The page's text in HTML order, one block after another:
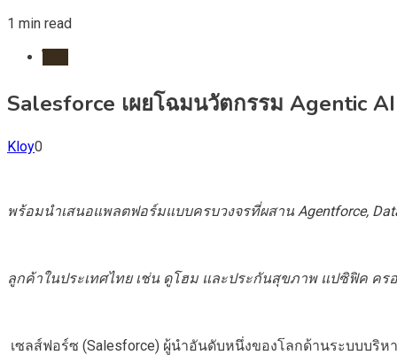
1 min read
Salesforce เผยโฉมนวัตกรรม Agentic
Kloy0
พร้อมนำเสนอแพลตฟอร์มแบบครบวงจรที่ผสาน Agentforce,
ลูกค้าในประเทศไทย เช่น ดูโ​ฮม และประกันสุขภาพ แปซิฟิค คร
เซลส์ฟอร์ซ (Salesforce) ผู้นำอันดับหนึ่งของโลกด้านระบบบริห